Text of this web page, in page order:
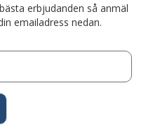
erbjudanden så anmäl
emailadress nedan.